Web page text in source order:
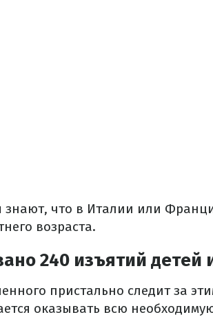
знают, что в Италии или
возраста.
240 изъятий детей
пристально следит за
оказывать всю